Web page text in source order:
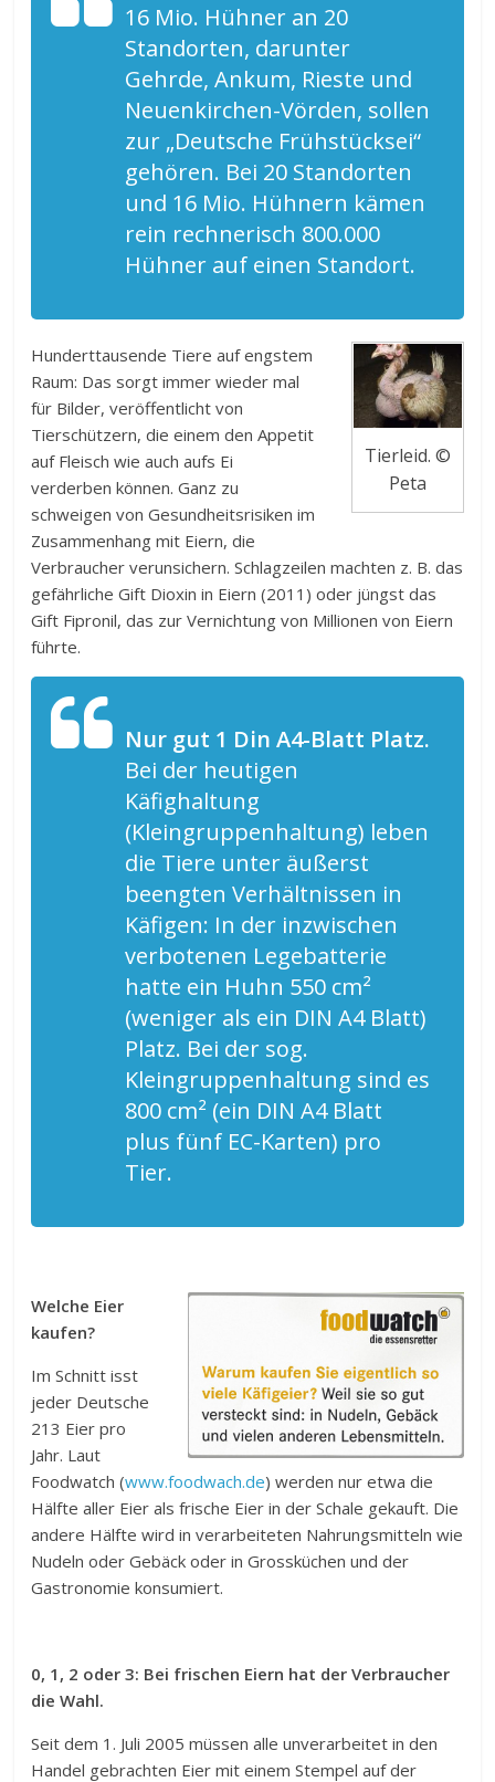
16 Mio. Hühner an 20
Standorten, darunter
Gehrde, Ankum, Rieste und
Neuenkirchen-Vörden, sollen
zur „Deutsche Frühstücksei“
gehören. Bei 20 Standorten
und 16 Mio. Hühnern kämen
rein rechnerisch 800.000
Hühner auf einen Standort.
Tierleid. ©
Peta
Hunderttausende Tiere auf engstem
Raum: Das sorgt immer wieder mal
für Bilder, veröffentlicht von
Tierschützern, die einem den Appetit
auf Fleisch wie auch aufs Ei
verderben können. Ganz zu
schweigen von Gesundheitsrisiken im
Zusammenhang mit Eiern, die
Verbraucher verunsichern. Schlagzeilen machten z. B. das
gefährliche Gift Dioxin in Eiern (2011) oder jüngst das
Gift Fipronil, das zur Vernichtung von Millionen von Eiern
führte.
Nur gut 1 Din A4-Blatt Platz.
Bei der heutigen
Käfighaltung
(Kleingruppenhaltung) leben
die Tiere unter äußerst
beengten Verhältnissen in
Käfigen: In der inzwischen
verbotenen Legebatterie
hatte ein Huhn 550 cm²
(weniger als ein DIN A4 Blatt)
Platz. Bei der sog.
Kleingruppenhaltung sind es
800 cm² (ein DIN A4 Blatt
plus fünf EC-Karten) pro
Tier.
Welche Eier
kaufen?
Im Schnitt isst
jeder Deutsche
213 Eier pro
Jahr. Laut
Foodwatch (www.foodwach.de) werden nur etwa die
Hälfte aller Eier als frische Eier in der Schale gekauft. Die
andere Hälfte wird in verarbeiteten Nahrungsmitteln wie
Nudeln oder Gebäck oder in Grossküchen und der
Gastronomie konsumiert.
0, 1, 2 oder 3: Bei frischen Eiern hat der Verbraucher
die Wahl.
Seit dem 1. Juli 2005 müssen alle unverarbeitet in den
Handel gebrachten Eier mit einem Stempel auf der